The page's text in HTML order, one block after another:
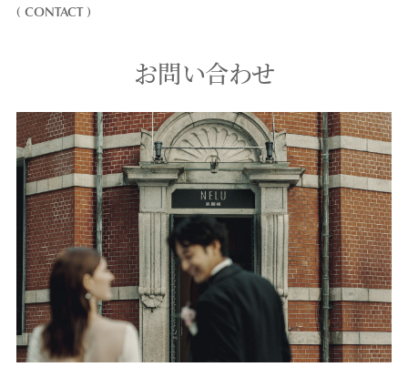
( CONTACT )
お問い合わせ